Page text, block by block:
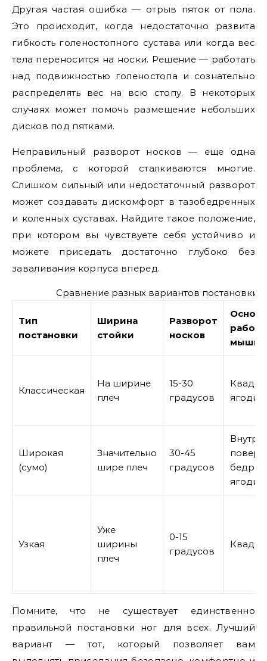
Другая частая ошибка — отрыв пяток от пола.
Это происходит, когда недостаточно развита
гибкость голеностопного сустава или когда вес
тела переносится на носки. Решение — работать
над подвижностью голеностопа и сознательно
распределять вес на всю стопу. В некоторых
случаях может помочь размещение небольших
дисков под пятками.
Неправильный разворот носков — еще одна
проблема, с которой сталкиваются многие.
Слишком сильный или недостаточный разворот
может создавать дискомфорт в тазобедренных
и коленных суставах. Найдите такое положение,
при котором вы чувствуете себя устойчиво и
можете приседать достаточно глубоко без
заваливания корпуса вперед.
Сравнение разных вариантов постановки
Тип
постановки
Ширина
стойки
Разворот
носков
Классическая
На ширине
плеч
15-30
градусов
Широкая
(сумо)
Значительно
шире плеч
30-45
градусов
бедра,
Узкая
Уже
ширины
плеч
0-15
градусов
Помните, что не существует единственно
правильной постановки ног для всех. Лучший
вариант — тот, который позволяет вам